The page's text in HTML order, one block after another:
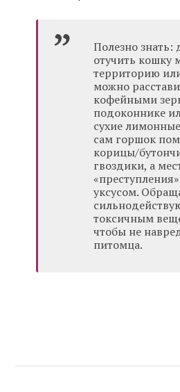
Полезно знать:
отучить кошку
территорию
можно
кофейными
подоконнике
сухие
сам горшок
корицы/
гвоздики, а
уксусом.
токсичным
чтобы не
питомца.